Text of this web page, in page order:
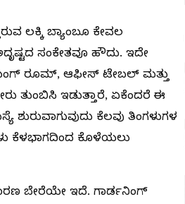
ಲಕ್ಕಿ ಬ್ಯಾಂಬೂ ಕೇವಲ
ಸಂಕೇತವೂ ಹೌದು. ಇದೇ
ರೂಮ್, ಆಫೀಸ್ ಟೇಬಲ್ ಮತ್ತು
ತುಂಬಿಸಿ ಇಡುತ್ತಾರೆ, ಏಕೆಂದರೆ ಈ
ಕೆಲವು ತಿಂಗಳುಗಳ
ಕೆಳಭಾಗದಿಂದ ಕೊಳೆಯಲು
ಬೇರೆಯೇ ಇದೆ. ಗಾರ್ಡನಿಂಗ್